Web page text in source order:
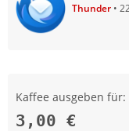
Thunder
Kaffee ausgeben für:
3,00 €